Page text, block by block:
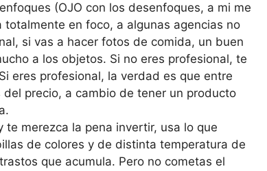
(OJO con los desenfoques, a mi me
en foco, a algunas agencias no
si vas a hacer fotos de comida, un buen
a los objetos. Si no eres profesional, te
eres profesional, la verdad es que entre
precio, a cambio de tener un producto
merezca la pena invertir, usa lo que
de colores y de distinta temperatura de
que acumula. Pero no cometas el